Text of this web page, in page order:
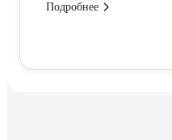
Подробнее